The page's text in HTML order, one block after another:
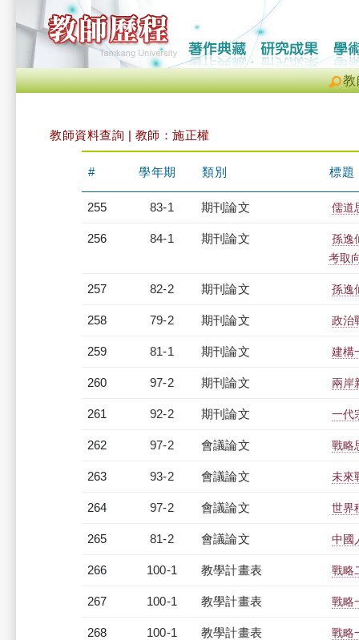
教
教師資料查詢 | 教師：施正權
# 學年期 類別 標題
255 83-1 期刊論文 儒道
256 84-1 期刊論文
孫逸
考取
257 82-2 期刊論文 孫逸
258 79-2 期刊論文 政治
259 81-1 期刊論文 建構
260 97-2 期刊論文 兩岸
261 92-2 期刊論文 一代
262 97-2 會議論文 戰略
263 93-2 會議論文 未來
264 97-2 會議論文 世界
265 81-2 會議論文 中國
266 100-1 教學計畫表 戰略
267 100-1 教學計畫表 戰略
268 100-1 教學計畫表 戰略